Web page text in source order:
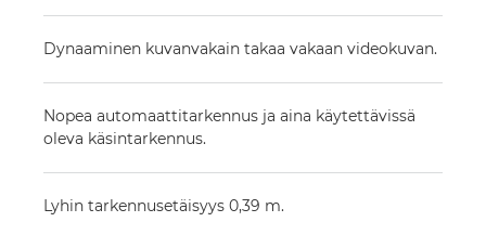
Dynaaminen kuvanvakain takaa vakaan videokuvan.
Nopea automaattitarkennus ja aina käytettävissä
oleva käsintarkennus.
Lyhin tarkennusetäisyys 0,39 m.